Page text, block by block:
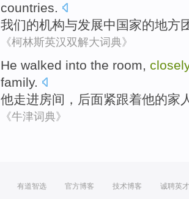
countries.
我们的机构与发展中国家的地方
《柯林斯英汉双解大词典》
He walked into the room,
family.
他走进房间 ， 后面紧跟着他的家
《牛津词典》
有道智选 官方博客 技术博客 诚聘英才